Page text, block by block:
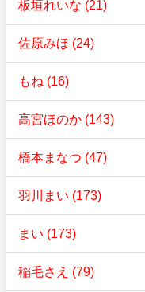
板垣れいな (21)
佐原みほ (24)
もね (16)
高宮ほのか (143)
橋本まなつ (47)
羽川まい (173)
まい (173)
稲毛さえ (79)